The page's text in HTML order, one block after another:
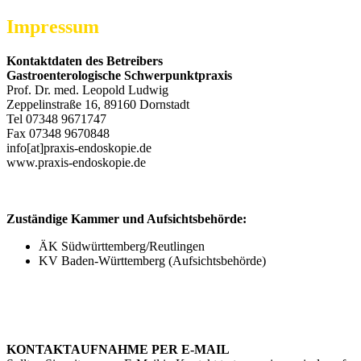
Impressum
Kontaktdaten des Betreibers
Gastroenterologische Schwerpunktpraxis
Prof. Dr. med. Leopold Ludwig
Zeppelinstraße 16, 89160 Dornstadt
Tel 07348 9671747
Fax 07348 9670848
info[at]praxis-endoskopie.de
www.praxis-endoskopie.de
Zuständige Kammer und Aufsichtsbehörde:
ÄK Südwürttemberg/Reutlingen
KV Baden-Württemberg (Aufsichtsbehörde)
KONTAKTAUFNAHME PER E-MAIL